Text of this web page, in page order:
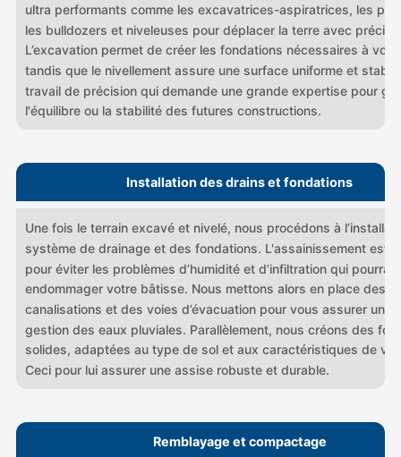
ultra performants comme les excavatrices-aspiratrices, les
les bulldozers et niveleuses pour déplacer la terre avec
L’excavation permet de créer les fondations nécessaires à
tandis que le nivellement assure une surface uniforme et
travail de précision qui demande une grande expertise pour
l'équilibre ou la stabilité des futures constructions.
Installation des drains et fondations
Une fois le terrain excavé et nivelé, nous procédons à
système de drainage et des fondations. L'assainissement est
pour éviter les problèmes d’humidité et d’infiltration qui
endommager votre bâtisse. Nous mettons alors en place des
canalisations et des voies d’évacuation pour vous assurer une
gestion des eaux pluviales. Parallèlement, nous créons des
solides, adaptées au type de sol et aux caractéristiques de
Ceci pour lui assurer une assise robuste et durable.
Remblayage et compactage